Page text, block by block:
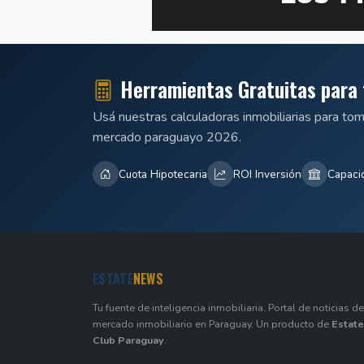
Herramientas Gratuitas
Usá nuestras calculadoras inmobiliarias para
mercado paraguayo 2026.
Cuota Hipotecaria ROI Inversión
ESTATENEWS
Tu fuente de inteligencia inmobiliaria. Portal de noticias
mercado inmobiliario en Paraguay. Un producto de Estate
Club Paraguay.